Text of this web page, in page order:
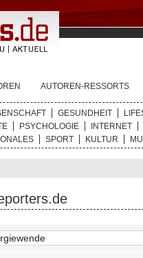
AUTOREN-RESSORTS
GESUNDHEIT
PSYCHOLOGIE
INTERNET
SPORT KULTUR